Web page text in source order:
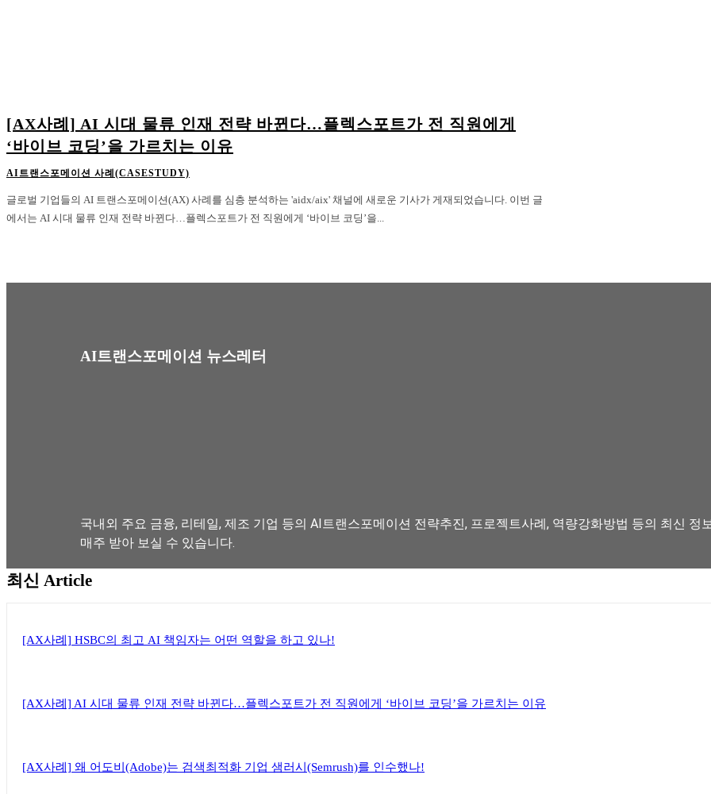
[AX사례] AI 시대 물류 인재 전략 바뀐다…플렉스포트가 전 직원에게
‘바이브 코딩’을 가르치는 이유
AI트랜스포메이션 사례(CASESTUDY)
글로벌 기업들의 AI 트랜스포메이션(AX) 사례를 심층 분석하는 'aidx/aix' 채널에 새로운 기사가 게재되었습니다. 이번 글
에서는 AI 시대 물류 인재 전략 바뀐다…플렉스포트가 전 직원에게 ‘바이브 코딩’을...
AI트랜스포메이션 뉴스레터
국내외 주요 금융, 리테일, 제조 기업 등의 AI트랜스포메이션 전략추진, 프로젝트사례, 역량강화방법 등의 최신
매주 받아 보실 수 있습니다.
최신 Article
[AX사례] HSBC의 최고 AI 책임자는 어떤 역할을 하고 있나!
[AX사례] AI 시대 물류 인재 전략 바뀐다…플렉스포트가 전 직원에게 ‘바이브 코딩’을 가르치는 이유
[AX사례] 왜 어도비(Adobe)는 검색최적화 기업 샘러시(Semrush)를 인수했나!